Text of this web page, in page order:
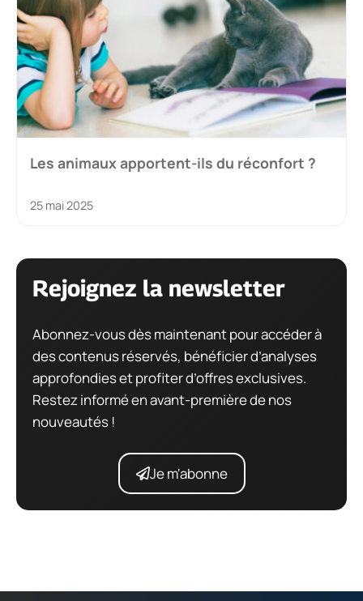
Les animaux apportent-ils du réconfort ?
25 mai 2025
Rejoignez la newsletter
Abonnez-vous dès maintenant pour accéder à
des contenus réservés, bénéficier d’analyses
approfondies et profiter d’offres exclusives.
Restez informé en avant-première de nos
nouveautés !
Je m'abonne